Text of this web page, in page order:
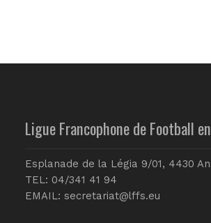
Ligue Francophone de Football
Esplanade de la Légia 9/01, 4430
TEL: 04/341 41 94
EMAIL: secretariat@lffs.eu